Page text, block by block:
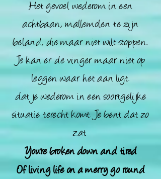
Het gevoel wederom in een
achtbaan, mallemolen te zijn
beland, die maar niet wilt stoppen.
Je kan er de vinger maar niet op
leggen waar het aan ligt.
dat je wederom in een soortgelijke
situatie terecht komt. Je bent dat zo
zat.
You're broken down and tired
Of living life on a merry go round